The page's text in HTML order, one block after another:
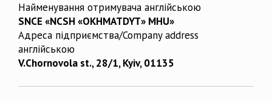
Найменування отримувача англійською
SNCE «NCSH «OKHMATDYT» MHU»
Адреса підприємства/Company address
англійською
V.Chornovola st., 28/1, Kyiv, 01135